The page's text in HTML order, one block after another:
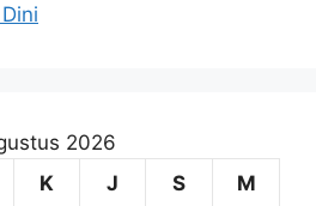
2026
K J S M